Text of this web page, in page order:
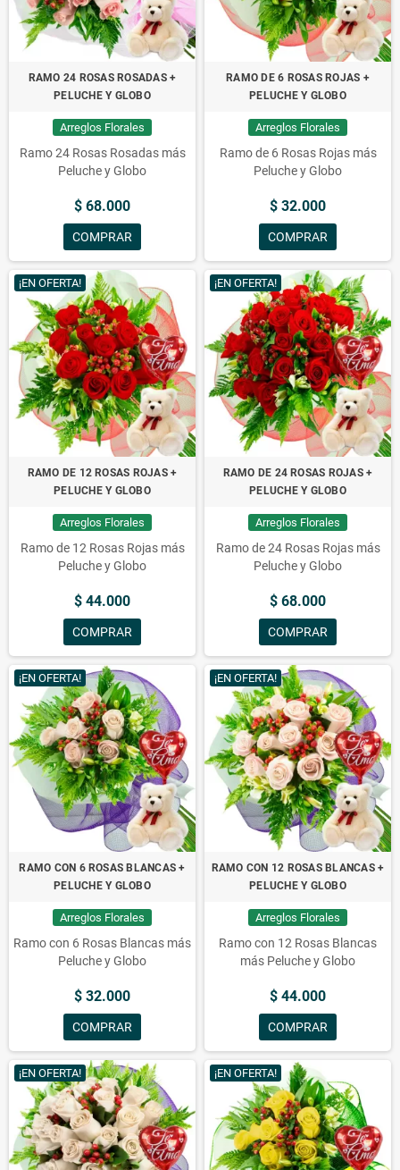
RAMO 24 ROSAS ROSADAS +
PELUCHE Y GLOBO
Arreglos Florales
Ramo 24 Rosas Rosadas más
Peluche y Globo
$ 68.000
COMPRAR
RAMO DE 6 ROSAS ROJAS +
PELUCHE Y GLOBO
Arreglos Florales
Ramo de 6 Rosas Rojas más
Peluche y Globo
$ 32.000
COMPRAR
¡EN OFERTA!
RAMO DE 12 ROSAS ROJAS +
PELUCHE Y GLOBO
Arreglos Florales
Ramo de 12 Rosas Rojas más
Peluche y Globo
$ 44.000
COMPRAR
¡EN OFERTA!
RAMO DE 24 ROSAS ROJAS +
PELUCHE Y GLOBO
Arreglos Florales
Ramo de 24 Rosas Rojas más
Peluche y Globo
$ 68.000
COMPRAR
¡EN OFERTA!
RAMO CON 6 ROSAS BLANCAS +
PELUCHE Y GLOBO
Arreglos Florales
Ramo con 6 Rosas Blancas más
Peluche y Globo
$ 32.000
COMPRAR
¡EN OFERTA!
RAMO CON 12 ROSAS BLANCAS +
PELUCHE Y GLOBO
Arreglos Florales
Ramo con 12 Rosas Blancas
más Peluche y Globo
$ 44.000
COMPRAR
¡EN OFERTA! ¡EN OFERTA!